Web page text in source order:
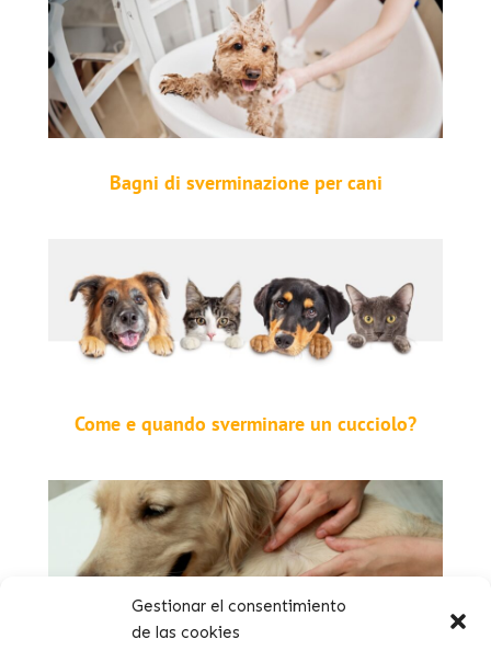
Gestionar el consentimiento
de las cookies
Bagni di sverminazione per cani
Come e quando sverminare un cucciolo?